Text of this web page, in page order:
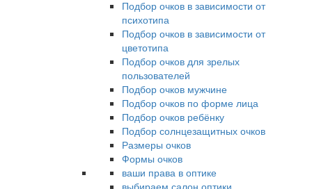
Подбор очков в зависимости от
психотипа
Подбор очков в зависимости от
цветотипа
Подбор очков для зрелых
пользователей
Подбор очков мужчине
Подбор очков по форме лица
Подбор очков ребёнку
Подбор солнцезащитных очков
Размеры очков
Формы очков
ваши права в оптике